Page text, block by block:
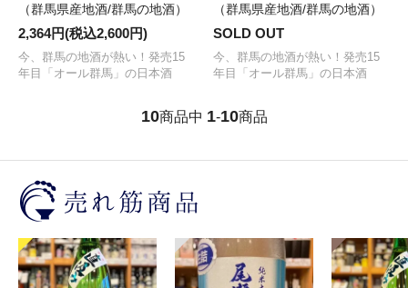
（群馬県産地酒/群馬の地酒）
2,364円(税込2,600円)
今、群馬の地酒が熱い！発売15
年目「オール群馬」の日本酒
（群馬県産地酒/群馬の地酒）
SOLD OUT
今、群馬の地酒が熱い！発売15
年目「オール群馬」の日本酒
10商品中 1-10商品